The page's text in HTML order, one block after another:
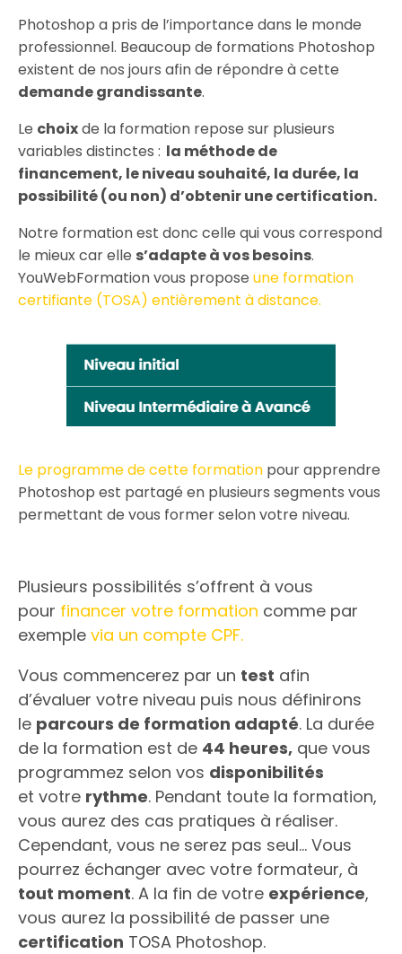
Photoshop a pris de l’importance dans le monde
professionnel. Beaucoup de formations Photoshop
existent de nos jours afin de répondre à cette
demande grandissante.
Le choixde la formation repose sur plusieurs
variables distinctes : la méthode de
financement, le niveau souhaité, la durée, la
possibilité (ou non) d’obtenir une certification.
Notre formation est donc celle qui vous correspond
le mieux car elle s’adapte à vos besoins.
YouWebFormation vous propose une formation
certifiante (TOSA) entièrement à distance.
Le programme de cette formation pour apprendre
Photoshop est partagé en plusieurs segments vous
permettant de vous former selon votre niveau.
Plusieurs possibilités s’offrent à vous
pour financer votre formation comme par
exemple via un compte CPF.
Vous commencerez par un test afin
d’évaluer votre niveau puis nous définirons
le parcours de formation adapté. La durée
de la formation est de 44 heures, que vous
programmez selon vos disponibilités
et votre rythme. Pendant toute la formation,
vous aurez des cas pratiques à réaliser.
Cependant, vous ne serez pas seul… Vous
pourrez échanger avec votre formateur, à
tout moment. A la fin de votre expérience,
vous aurez la possibilité de passer une
certification TOSA Photoshop.